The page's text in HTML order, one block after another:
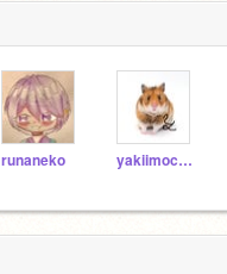
runaneko yakiimochan6